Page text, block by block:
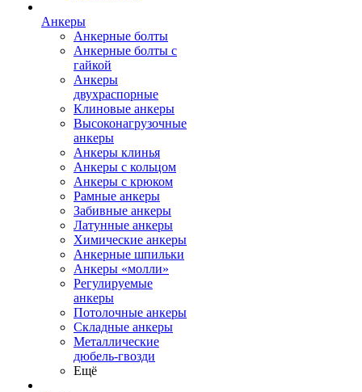
Анкеры
Анкерные болты
Анкерные болты с
гайкой
Анкеры
двухраспорные
Клиновые анкеры
Высоконагрузочные
анкеры
Анкеры клинья
Анкеры с кольцом
Анкеры с крюком
Рамные анкеры
Забивные анкеры
Латунные анкеры
Химические анкеры
Анкерные шпильки
Анкеры «молли»
Регулируемые
анкеры
Потолочные анкеры
Складные анкеры
Металлические
дюбель-гвозди
Ещё